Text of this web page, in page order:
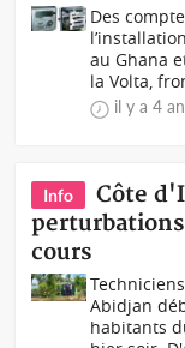
Des
au Ghana
la Volta,
il y a 4
Info
Côte
cours
Abidjan
habitants